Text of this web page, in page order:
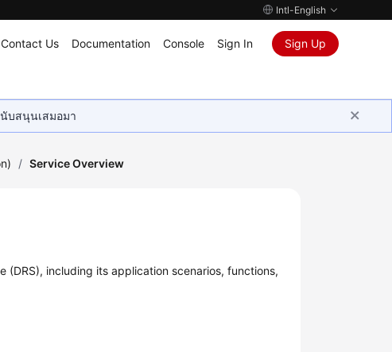
Intl-English
Contact Us Documentation Console Sign In Sign Up
บสนุนเสมอมา
/ Service Overview
including its application scenarios, functions,